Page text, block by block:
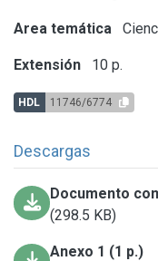
Area temática
Extensión 10 p.
HDL 11746/6774
Descargas
Documento
(298.5 KB)
Anexo 1 (1 p.)